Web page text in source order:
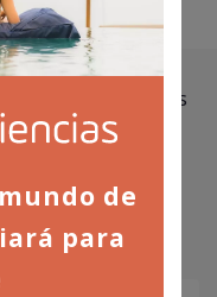
y no te pierdas
y
de
para